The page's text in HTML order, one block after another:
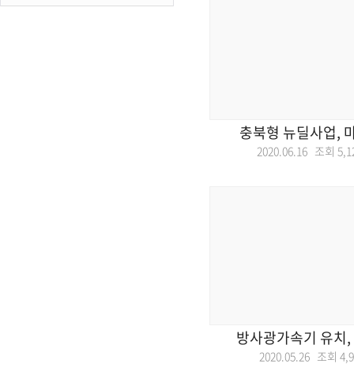
충북형 뉴딜사업,
2020.06.16 조회
방사광가속기 유치
2020.05.26 조회